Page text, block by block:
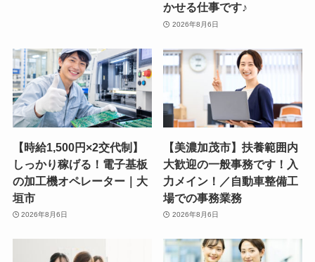
かせる仕事です♪
2026年8月6日
【時給1,500円×2交代制】
しっかり稼げる！電子基板
の加工機オペレーター｜大
垣市
2026年8月6日
【美濃加茂市】扶養範囲内
大歓迎の一般事務です！入
力メイン！／自動車整備工
場での事務業務
2026年8月6日